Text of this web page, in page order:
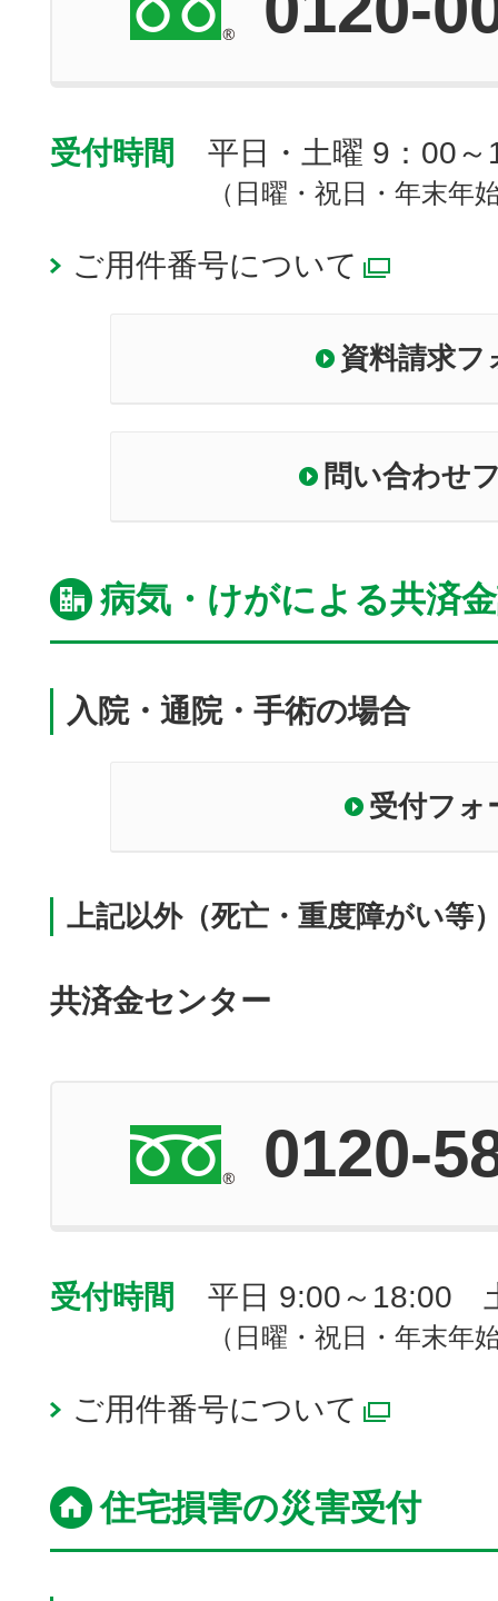
受付時間 平日・土曜 9：00～
（日曜・祝日・年末年
ご用件番号について
資料請求フ
問い合わせ
病気・けがによる共済
入院・通院・手術の場合
受付フォ
上記以外（死亡・重度障がい等
共済金センター
0120-
受付時間 平日 9:00～18:00
（日曜・祝日・年末年
ご用件番号について
住宅損害の災害受付